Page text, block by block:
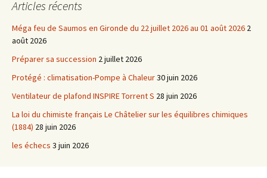
Articles récents
Méga feu de Saumos en Gironde du 22 juillet 2026 au 01 août 2026 2
août 2026
Préparer sa succession 2 juillet 2026
Protégé : climatisation-Pompe à Chaleur30 juin 2026
Ventilateur de plafond INSPIRE Torrent S 28 juin 2026
La loi du chimiste français Le Châtelier sur les équilibres chimiques
(1884) 28 juin 2026
les échecs 3 juin 2026